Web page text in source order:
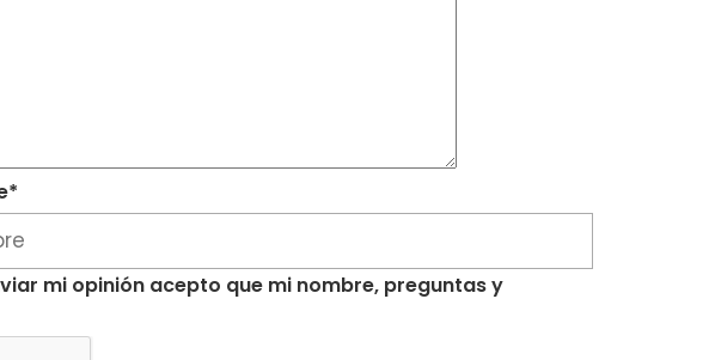
mi opinión acepto que mi nombre, preguntas y